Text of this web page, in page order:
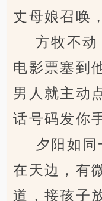
丈母娘召唤
方牧不动
电影票塞到
男人就主动
话号码发你
夕阳如同
在天边，有
道，接孩子